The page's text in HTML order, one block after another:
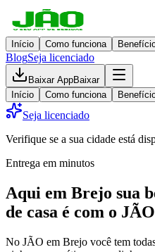
Início Como funciona
BlogSeja licenciado
Baixar AppBaixar
Início
Como funciona
Seja licenciado
Verifique se a sua cidade está
Entrega em minutos
Aqui em Brejo sua
de casa é com o
No JÃO em Brejo você tem